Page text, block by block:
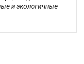
и экологичные